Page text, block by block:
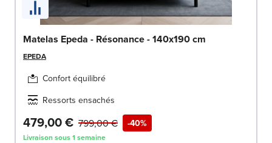
Matelas Epeda - Résonance - 140x190 cm
EPEDA
Confort équilibré
Ressorts ensachés
479,00 € -40%
799,00 €
Livraison sous 1 semaine